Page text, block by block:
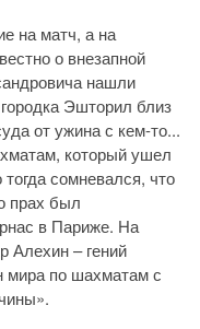
на матч, а на
о внезапной
нашли
Эшторил близ
от ужина с кем-то...
который ушел
сомневался, что
прах был
в Париже. На
Алехин – гений
мира по шахматам с